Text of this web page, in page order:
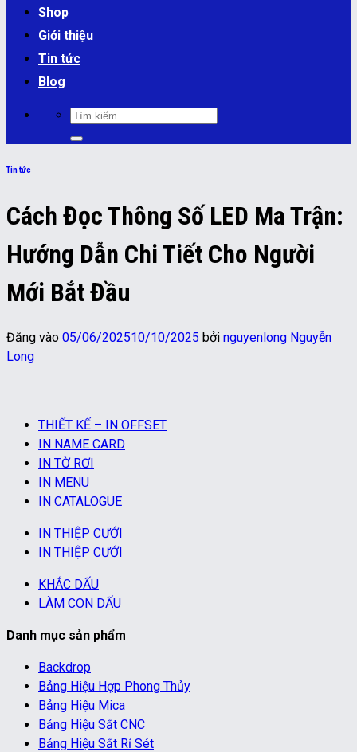
Shop
Giới thiệu
Tin tức
Blog
Tìm
kiếm:
Tin tức
Cách Đọc Thông Số LED Ma Trận:
Hướng Dẫn Chi Tiết Cho Người
Mới Bắt Đầu
Đăng vào 05/06/202510/10/2025 bởi nguyenlong Nguyễn
Long
THIẾT KẾ – IN OFFSET
IN NAME CARD
IN TỜ RƠI
IN MENU
IN CATALOGUE
IN THIỆP CƯỚI
IN THIỆP CƯỚI
KHẮC DẤU
LÀM CON DẤU
Danh mục sản phẩm
Backdrop
Bảng Hiệu Hợp Phong Thủy
Bảng Hiệu Mica
Bảng Hiệu Sắt CNC
Bảng Hiệu Sắt Rỉ Sét